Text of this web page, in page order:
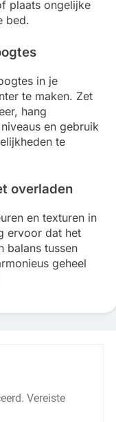
plaats ongelijke
bed.
in je
te maken. Zet
hang
en gebruik
te
overladen
en texturen in
ervoor dat het
balans tussen
geheel
Vereiste